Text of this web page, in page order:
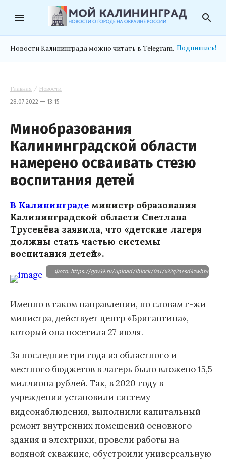
menu search
Новости Калининграда можно читать в Telegram. Подпишись!
Главная / Новости
28.07.2022 — 13:15
Минобразования
Калининградской области
намерено осваивать стезю
воспитания детей
В Калининграде министр образования
Калининградской области Светлана
Трусенёва заявила, что «детские лагеря
должны стать частью системы
воспитания детей».
Фото: https://gov39.ru/upload/iblock/0a1/
Именно в таком направлении, по словам г-жи
министра, действует центр «Бригантина»,
который она посетила 27 июля.
За последние три года из областного и
местного бюджетов в лагерь было вложено 15,5
миллиона рублей. Так, в 2020 году в
учреждении установили систему
видеонаблюдения, выполнили капитальный
ремонт внутренних помещений основного
здания и электрики, провели работы на
водяной скважине, обустроили универсальную